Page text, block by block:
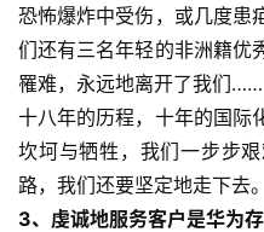
恐怖爆炸中受伤，或几度患
们还有三名年轻的非洲籍优
罹难，永远地离开了我们……
十八年的历程，十年的国际
坎坷与牺牲，我们一步步
路，我们还要坚定地走下去。
3、虔诚地服务客户是华为